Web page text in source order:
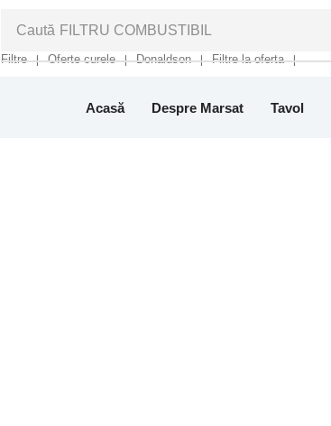
Caută FILTRU COMBUSTIBIL
Filtre ❘ Oferte curele ❘ Donaldson ❘ Filtre la oferta ❘
Acasă Despre Marsat Tavol